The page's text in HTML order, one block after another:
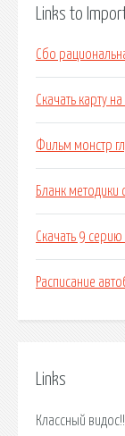
Links to
Сбо
Скачать карту
Фильм монстр
Бланк методики
Скачать 9
Расписание
Links
Классный